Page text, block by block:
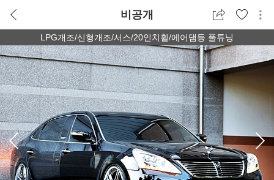
비공개
LPG개조/신형개조/서스/20인치휠/에어댐등 풀튜닝